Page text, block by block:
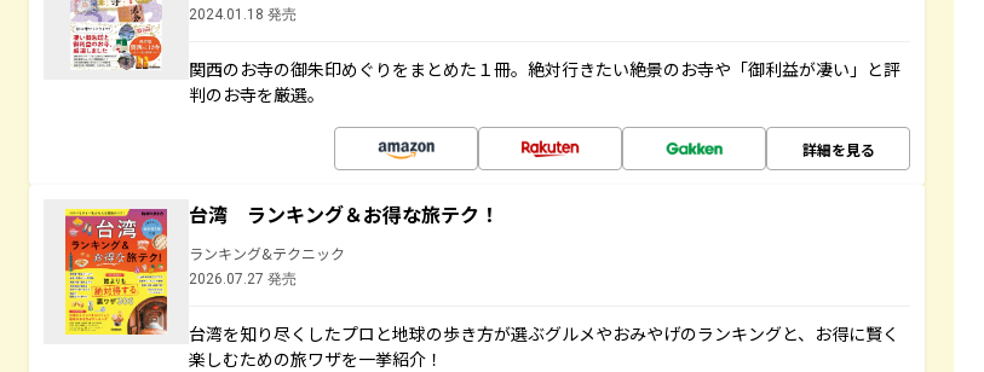
2024.01.18 発売
関西のお寺の御朱印めぐりをまとめた１冊。絶対行きたい絶景のお寺や「御利益が凄い」と評
判のお寺を厳選。
詳細を見る
台湾 ランキング＆お得な旅テク！
ランキング&テクニック
2026.07.27 発売
台湾を知り尽くしたプロと地球の歩き方が選ぶグルメやおみやげのランキングと、お得に賢く
楽しむための旅ワザを一挙紹介！